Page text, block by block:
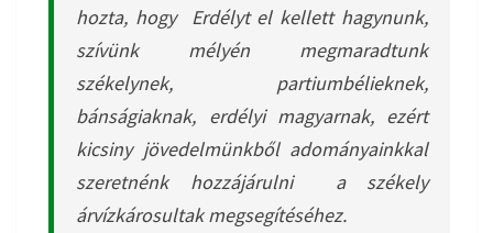
hozta, hogy Erdélyt el kellett hagynunk,
szívünk mélyén megmaradtunk
székelynek, partiumbélieknek,
bánságiaknak, erdélyi magyarnak, ezért
kicsiny jövedelmünkből adományainkkal
szeretnénk hozzájárulni a székely
árvízkárosultak megsegítéséhez.